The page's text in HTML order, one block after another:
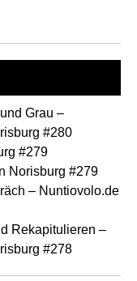
Grau –
#280
#279
Norisburg #279
– Nuntiovolo.de
Rekapitulieren –
#278